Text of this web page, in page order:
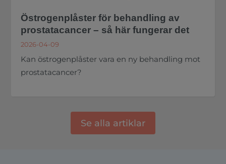
Östrogenplåster för behandling av
prostatacancer – så här fungerar det
2026-04-09
Kan östrogenplåster vara en ny behandling mot
prostatacancer?
Se alla artiklar